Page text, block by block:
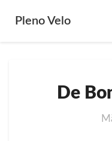
Pleno Velo
De